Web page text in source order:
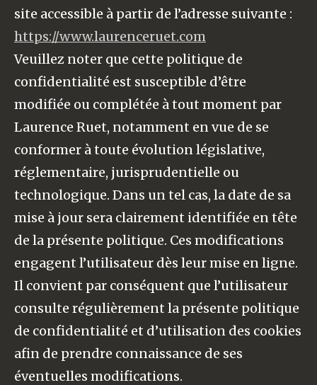
site accessible à partir de l’adresse suivante :
https://www.laurenceruet.com
Veuillez noter que cette politique de
confidentialité est susceptible d’être
modifiée ou complétée à tout moment par
Laurence Ruet, notamment en vue de se
conformer à toute évolution législative,
réglementaire, jurisprudentielle ou
technologique. Dans un tel cas, la date de sa
mise à jour sera clairement identifiée en tête
de la présente politique. Ces modifications
engagent l’utilisateur dès leur mise en ligne.
Il convient par conséquent que l’utilisateur
consulte régulièrement la présente politique
de confidentialité et d’utilisation des cookies
afin de prendre connaissance de ses
éventuelles modifications.